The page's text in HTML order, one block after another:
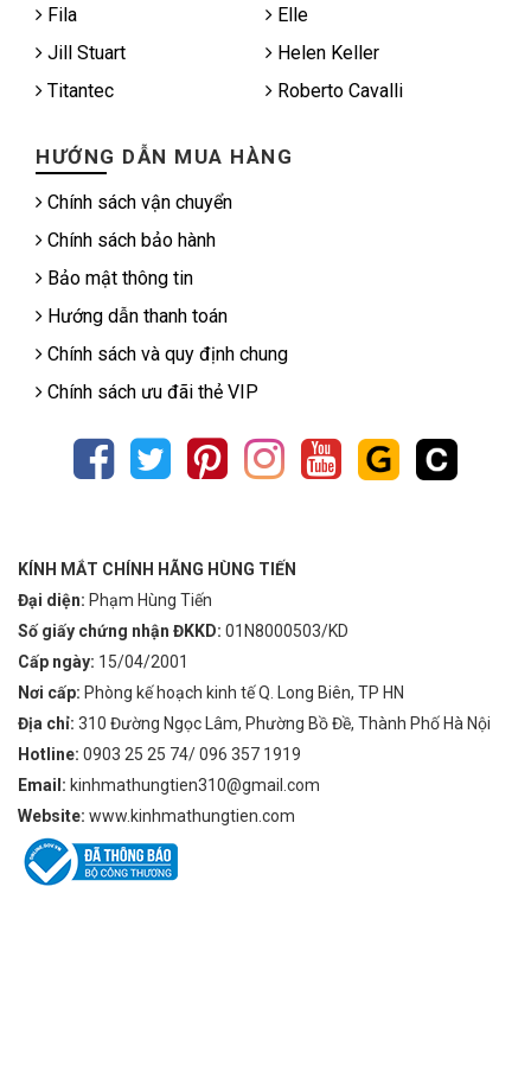
Fila
Elle
Jill Stuart
Helen Keller
Titantec
Roberto Cavalli
HƯỚNG DẪN MUA HÀNG
Chính sách vận chuyển
Chính sách bảo hành
Bảo mật thông tin
Hướng dẫn thanh toán
Chính sách và quy định chung
Chính sách ưu đãi thẻ VIP
KÍNH MẮT CHÍNH HÃNG HÙNG TIẾN
Đại diện: Phạm Hùng Tiến
Số giấy chứng nhận ĐKKD: 01N8000503/KD
Cấp ngày: 15/04/2001
Nơi cấp: Phòng kế hoạch kinh tế Q. Long Biên, TP HN
Địa chỉ: 310 Đường Ngọc Lâm, Phường Bồ Đề, Thành Phố Hà Nội
Hotline: 0903 25 25 74/ 096 357 1919
Email: kinhmathungtien310@gmail.com
Website: www.kinhmathungtien.com